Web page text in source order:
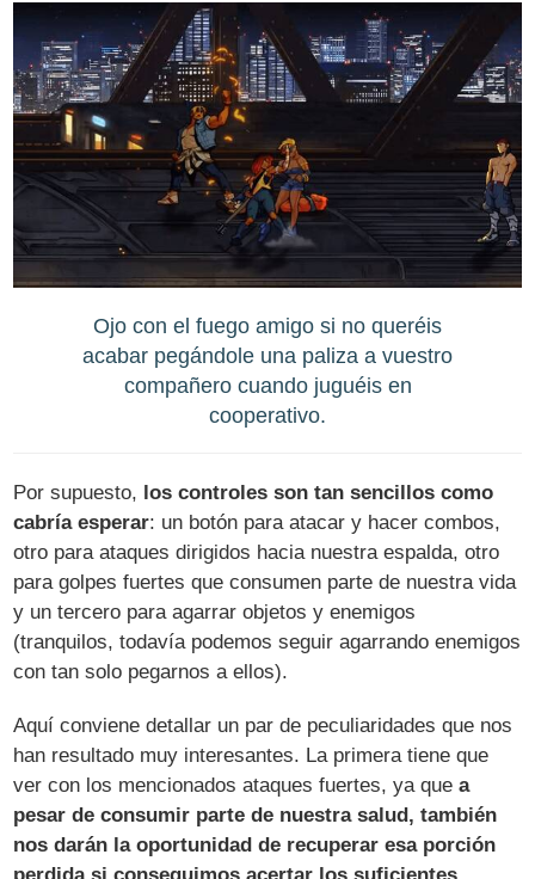
Ojo con el fuego amigo si no queréis
acabar pegándole una paliza a vuestro
compañero cuando juguéis en
cooperativo.
Por supuesto, los controles son tan sencillos como
cabría esperar: un botón para atacar y hacer combos,
otro para ataques dirigidos hacia nuestra espalda, otro
para golpes fuertes que consumen parte de nuestra vida
y un tercero para agarrar objetos y enemigos
(tranquilos, todavía podemos seguir agarrando enemigos
con tan solo pegarnos a ellos).
Aquí conviene detallar un par de peculiaridades que nos
han resultado muy interesantes. La primera tiene que
ver con los mencionados ataques fuertes, ya quea
pesar de consumir parte de nuestra salud, también
nos darán la oportunidad de recuperar esa porción